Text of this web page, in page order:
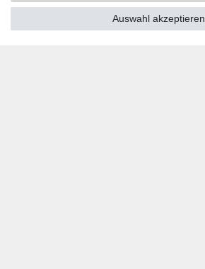
Auswahl akzeptieren